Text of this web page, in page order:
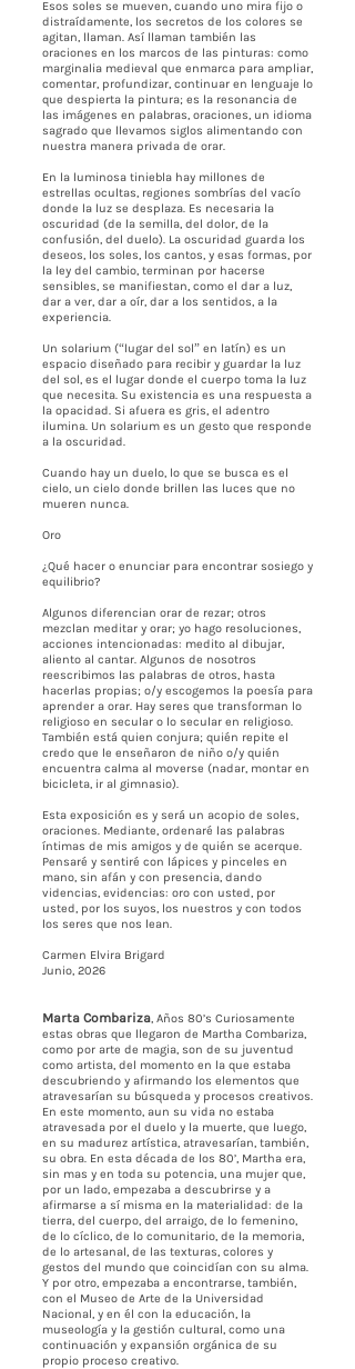
Esos soles se mueven, cuando uno mira fijo o
distraídamente, los secretos de los colores se
agitan, llaman. Así llaman también las
oraciones en los marcos de las pinturas: como
marginalia medieval que enmarca para ampliar,
comentar, profundizar, continuar en lenguaje lo
que despierta la pintura; es la resonancia de
las imágenes en palabras, oraciones, un idioma
sagrado que llevamos siglos alimentando con
nuestra manera privada de orar.
En la luminosa tiniebla hay millones de
estrellas ocultas, regiones sombrías del vacío
donde la luz se desplaza. Es necesaria la
oscuridad (de la semilla, del dolor, de la
confusión, del duelo). La oscuridad guarda los
deseos, los soles, los cantos, y esas formas, por
la ley del cambio, terminan por hacerse
sensibles, se manifiestan, como el dar a luz,
dar a ver, dar a oír, dar a los sentidos, a la
experiencia.
Un solarium (“lugar del sol” en latín) es un
espacio diseñado para recibir y guardar la luz
del sol, es el lugar donde el cuerpo toma la luz
que necesita. Su existencia es una respuesta a
la opacidad. Si afuera es gris, el adentro
ilumina. Un solarium es un gesto que responde
a la oscuridad.
Cuando hay un duelo, lo que se busca es el
cielo, un cielo donde brillen las luces que no
mueren nunca.
Oro
¿Qué hacer o enunciar para encontrar sosiego y
equilibrio?
Algunos diferencian orar de rezar; otros
mezclan meditar y orar; yo hago resoluciones,
acciones intencionadas: medito al dibujar,
aliento al cantar. Algunos de nosotros
reescribimos las palabras de otros, hasta
hacerlas propias; o/y escogemos la poesía para
aprender a orar. Hay seres que transforman lo
religioso en secular o lo secular en religioso.
También está quien conjura; quién repite el
credo que le enseñaron de niño o/y quién
encuentra calma al moverse (nadar, montar en
bicicleta, ir al gimnasio).
Esta exposición es y será un acopio de soles,
oraciones. Mediante, ordenaré las palabras
íntimas de mis amigos y de quién se acerque.
Pensaré y sentiré con lápices y pinceles en
mano, sin afán y con presencia, dando
videncias, evidencias: oro con usted, por
usted, por los suyos, los nuestros y con todos
los seres que nos lean.
Carmen Elvira Brigard
Junio, 2026
Marta Combariza, Años 80’s Curiosamente
estas obras que llegaron de Martha Combariza,
como por arte de magia, son de su juventud
como artista, del momento en la que estaba
descubriendo y afirmando los elementos que
atravesarían su búsqueda y procesos creativos.
En este momento, aun su vida no estaba
atravesada por el duelo y la muerte, que luego,
en su madurez artística, atravesarían, también,
su obra. En esta década de los 80’, Martha era,
sin mas y en toda su potencia, una mujer que,
por un lado, empezaba a descubrirse y a
afirmarse a sí misma en la materialidad: de la
tierra, del cuerpo, del arraigo, de lo femenino,
de lo cíclico, de lo comunitario, de la memoria,
de lo artesanal, de las texturas, colores y
gestos del mundo que coincidían con su alma.
Y por otro, empezaba a encontrarse, también,
con el Museo de Arte de la Universidad
Nacional, y en él con la educación, la
museología y la gestión cultural, como una
continuación y expansión orgánica de su
propio proceso creativo.